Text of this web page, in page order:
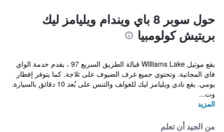
حول سوبر 8 باي ويندام ويليامز ليك
بريتيش كولومبيا
يقع موتيل Williams Lake قبالة الطريق السريع 97 ، يقدم خدمة الواي
فاي المجانية. وتحتوي جميع غرف الضيوف على ثلاجة. كما يتوفر إفطار
يومي. يقع نادي ويليامز ليك للغولف والتنس على بُعد 10 دقائق بالسيارة.
وت...
المزيد
من الجيد أن تعلم